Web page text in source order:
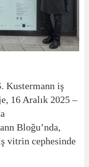
Kustermann iş
16 Aralık 2025 –
Bloğu’nda,
vitrin cephesinde